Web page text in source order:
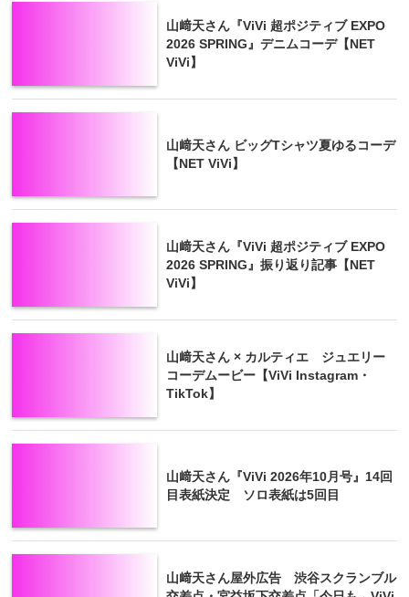
山﨑天さん『ViVi 超ポジティブ EXPO
2026 SPRING』デニムコーデ【NET
ViVi】
山﨑天さん ビッグTシャツ夏ゆるコーデ
【NET ViVi】
山﨑天さん『ViVi 超ポジティブ EXPO
2026 SPRING』振り返り記事【NET
ViVi】
山﨑天さん × カルティエ ジュエリー
コーデムービー【ViVi Instagram・
TikTok】
山﨑天さん『ViVi 2026年10月号』14回
目表紙決定 ソロ表紙は5回目
山﨑天さん屋外広告 渋谷スクランブル